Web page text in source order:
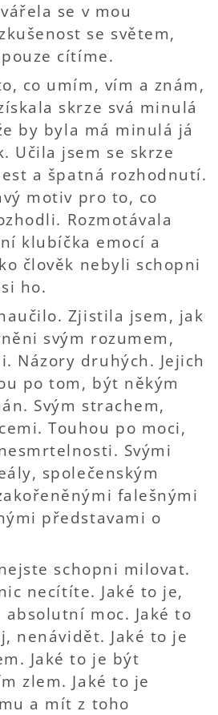
se v mou
se světem,
cítíme.
co umím, vím a znám,
skrze svá minulá
by byla má minulá já
Učila jsem se skrze
a špatná rozhodnutí.
motiv pro to, co
Rozmotávala
klubíčka emocí a
člověk nebyli schopni
ho.
Zjistila jsem, jak
svým rozumem,
Názory druhých. Jejich
po tom, být někým
Svým strachem,
Touhou po moci,
Svými
společenským
falešnými
představami o
schopni milovat.
necítíte. Jaké to je,
moc. Jaké to
nenávidět. Jaké to je
Jaké to je být
zlem. Jaké to je
a mít z toho